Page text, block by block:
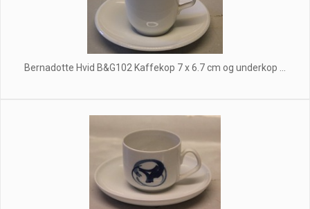
Bernadotte Hvid B&G102 Kaffekop 7 x 6.7 cm og underkop ...